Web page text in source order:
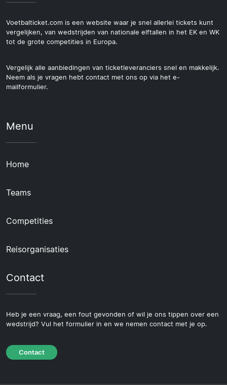
Voetbalticket.com is een website waar je snel allerlei tickets kunt
vergelijken, van wedstrijden van nationale elftallen in het EK en WK
tot de grote competities in Europa.
Vergelijk alle aanbiedingen van ticketleveranciers snel en makkelijk.
Neem als je vragen hebt contact met ons op via het e-
mailformulier.
Menu
Home
Teams
Competities
Reisorganisaties
Contact
Heb je een vraag, een fout gevonden of wil je ons tippen over een
wedstrijd? Vul het formulier in en we nemen contact met je op.
Contact